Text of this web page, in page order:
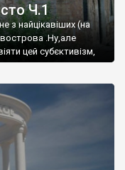
Ч.1
з найцікавіших (на
.Ну,але
цей субєктивізм,